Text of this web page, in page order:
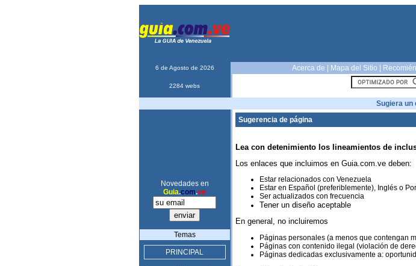
6 de Agosto de 2026 Acerca de Mapa del Sitio
2284 webs
Sugiera un
Novedades en
Guia.com.ve
Temas
PRINCIPAL
Sugerencia de página
Lea con detenimiento los lineamientos de
Los enlaces que incluimos en Guia.com.ve deben:
Estar relacionados con Venezuela
Estar en Español (preferiblemente), Inglés o
Ser actualizados con frecuencia
Tener un diseño aceptable
En general, no incluiremos
Páginas personales (a menos que contengan
Páginas con contenido ilegal (violación de
Páginas dedicadas exclusivamente a: